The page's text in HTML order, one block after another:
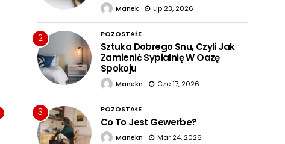
Manek Lip 23, 2026
2 POZOSTAŁE
Sztuka Dobrego Snu, Czyli Jak
Zamienić Sypialnię W Oazę
Spokoju
Manekn Cze 17, 2026
3 POZOSTAŁE
Co To Jest Gewerbe?
Manekn Mar 24, 2026